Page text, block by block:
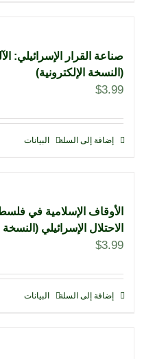
صناعة القرار الإسرائيلي:
(النسخة الإلكترونية)
$3.99
إضافة إلى السلة البيانات
الأوقاف الإسلامية في
الاحتلال الإسرائيلي (النسخة
$3.99
إضافة إلى السلة البيانات